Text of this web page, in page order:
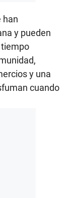
han
y pueden
tiempo
y una
cuando